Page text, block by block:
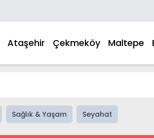
Ataşehir Çekmeköy Maltepe
Sağlık & Yaşam Seyahat